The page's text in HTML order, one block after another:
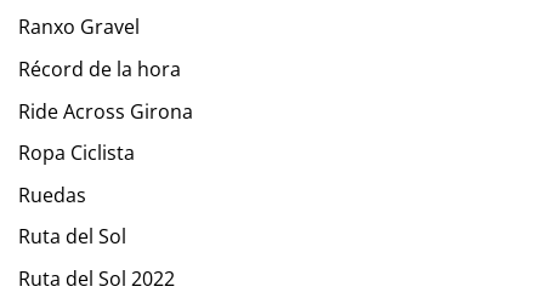
Ranxo Gravel
Récord de la hora
Ride Across Girona
Ropa Ciclista
Ruedas
Ruta del Sol
Ruta del Sol 2022